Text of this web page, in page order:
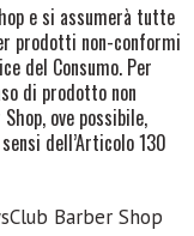
e si assumerà tutte
prodotti non-conformi
del Consumo. Per
di prodotto non
, ove possibile,
dell’Articolo 130
Barber Shop